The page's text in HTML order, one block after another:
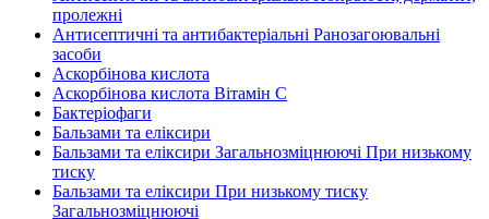
пролежні
Антисептичні та антибактеріальні Ранозагоювальні
засоби
Аскорбінова кислота
Аскорбінова кислота Вітамін C
Бактеріофаги
Бальзами та еліксири
Бальзами та еліксири Загальнозміцнюючі При низькому
тиску
Бальзами та еліксири При низькому тиску
Загальнозміцнюючі